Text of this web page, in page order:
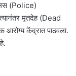
(Police)
मृतदेह (Dead
आरोग्य केंद्रात पाठवला.